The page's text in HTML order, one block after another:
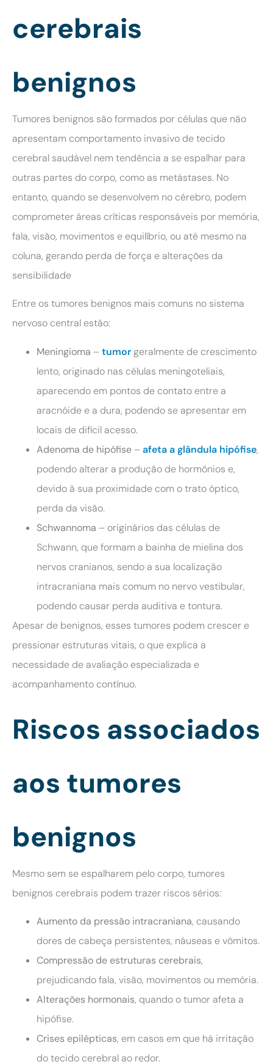
cerebrais
benignos
Tumores benignos são formados por células que não
apresentam comportamento invasivo de tecido
cerebral saudável nem tendência a se espalhar para
outras partes do corpo, como as metástases. No
entanto, quando se desenvolvem no cérebro, podem
comprometer áreas críticas responsáveis por memória,
fala, visão, movimentos e equilíbrio, ou até mesmo na
coluna, gerando perda de força e alterações da
sensibilidade
Entre os tumores benignos mais comuns no sistema
nervoso central estão:
Meningioma – tumor geralmente de crescimento
lento, originado nas células meningoteliais,
aparecendo em pontos de contato entre a
aracnóide e a dura, podendo se apresentar em
locais de difícil acesso.
Adenoma de hipófise – afeta a glândula hipófise,
podendo alterar a produção de hormônios e,
devido à sua proximidade com o trato óptico,
perda da visão.
Schwannoma – originários das células de
Schwann, que formam a bainha de mielina dos
nervos cranianos, sendo a sua localização
intracraniana mais comum no nervo vestibular,
podendo causar perda auditiva e tontura.
Apesar de benignos, esses tumores podem crescer e
pressionar estruturas vitais, o que explica a
necessidade de avaliação especializada e
acompanhamento contínuo.
Riscos associados
aos tumores
benignos
Mesmo sem se espalharem pelo corpo, tumores
benignos cerebrais podem trazer riscos sérios:
Aumento da pressão intracraniana, causando
dores de cabeça persistentes, náuseas e vômitos.
Compressão de estruturas cerebrais,
prejudicando fala, visão, movimentos ou memória.
Alterações hormonais, quando o tumor afeta a
hipófise.
Crises epilépticas, em casos em que há irritação
do tecido cerebral ao redor.